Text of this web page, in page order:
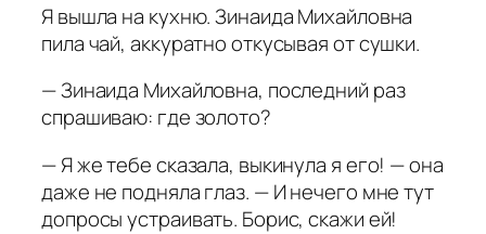
Я вышла на кухню. Зинаида Михайловна
пила чай, аккуратно откусывая от сушки.
— Зинаида Михайловна, последний раз
спрашиваю: где золото?
— Я же тебе сказала, выкинула я его! — она
даже не подняла глаз. — И нечего мне тут
допросы устраивать. Борис, скажи ей!